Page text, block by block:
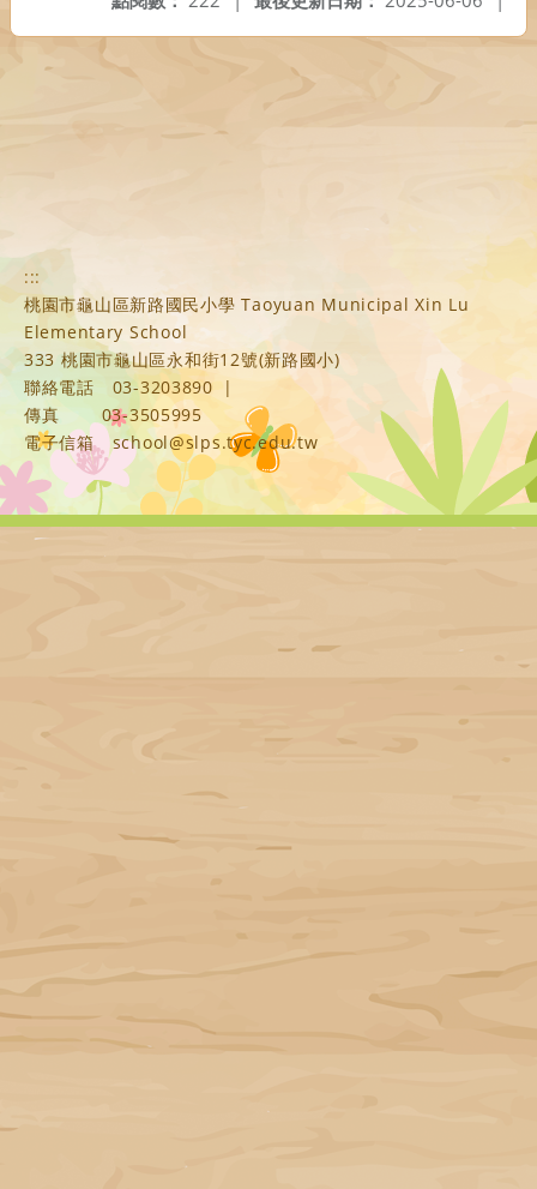
:::
桃園市龜山區新路國民小學 Taoyuan Municipal Xin Lu
Elementary School
333 桃園市龜山區永和街12號(新路國小)
聯絡電話
03-3203890
|
傳真
03-3505995
電子信箱
school@slps.tyc.edu.tw